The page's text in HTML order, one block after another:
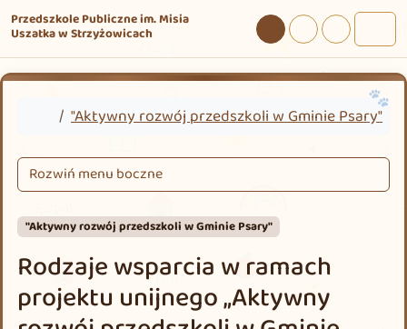
Przejdź do treści
Przejdź do stopki
Przedszkole Publiczne im. Misia
Uszatka w Strzyżowicach Tryb dziennyTryb nocnyTryb
Home
"Aktywny rozwój przedszkoli w Gminie Psary"
"Aktywny rozwój przedszkoli w Gminie Psary"
Rodzaje wsparcia w ramach
projektu unijnego „Aktywny
Rozwiń menu boczne